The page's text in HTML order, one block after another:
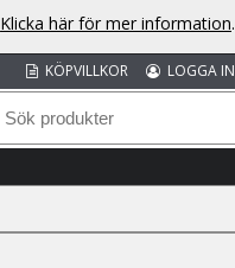
LOGGA IN
KÖPVILLKOR
Klicka här för mer information.